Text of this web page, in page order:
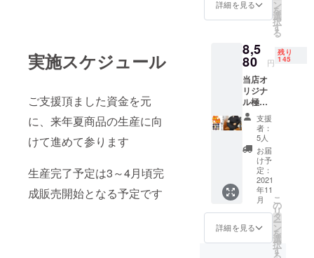
実施スケジュール
ご支援頂ました資金を元
に、来年夏商品の生産に向
けて進めて参ります
生産完了予定は3～4月頃完
成販売開始となる予定です
表地綿
100％
ポリエ
ステル
100％
中綿：
ポリエ
ステル
100％
はお受
素材：
表地綿
100％
リー
ン）の
お選び
くださ
い サイ
ズはＭ
サイズ
限定と
なりま
状況に
よりご
希望カ
ラーが
ご用意
できず
希望さ
れてい
ないカ
詳細を見る ン
を
選
択
す
る
8,5
80 円
残り
145
当店オ
リジナ
ル極暖
スラブ
ニット
織裏フ
リース
作務衣
（男女
兼用）
スト
レッチ
素材で
窮屈感
なく体
を保温
支援
者：
5人
お届
け予
定：
2021
年11
月
詳細を見る
こ
の
リ
タ
ー
ン
を
選
択
す
る